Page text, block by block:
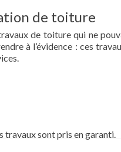
de toiture
de toiture qui ne
à l’évidence : ces
travaux sont pris en garanti.